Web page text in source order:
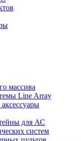
массива
Line Array
для АС
систем